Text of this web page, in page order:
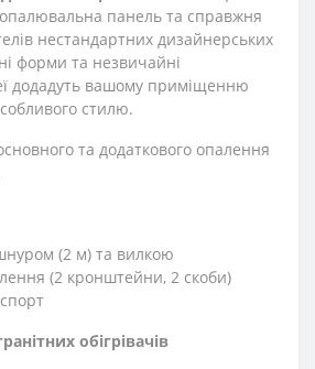
панель та справжня
нестандартних дизайнерських
форми та незвичайні
додадуть вашому приміщенню
стилю.
та додаткового опалення
(2 м) та вилкою
(2 кронштейни, 2 скоби)
обігрівачів